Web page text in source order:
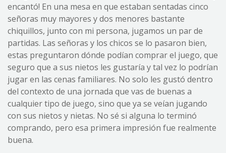
encantó! En una mesa en que estaban sentadas cinco
señoras muy mayores y dos menores bastante
chiquillos, junto con mi persona, jugamos un par de
partidas. Las señoras y los chicos se lo pasaron bien,
estas preguntaron dónde podían comprar el juego, que
seguro que a sus nietos les gustaría y tal vez lo podrían
jugar en las cenas familiares. No solo les gustó dentro
del contexto de una jornada que vas de buenas a
cualquier tipo de juego, sino que ya se veían jugando
con sus nietos y nietas. No sé si alguna lo terminó
comprando, pero esa primera impresión fue realmente
buena.